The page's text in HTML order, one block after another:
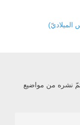
الميلاديّ)
نشره من مواضيع